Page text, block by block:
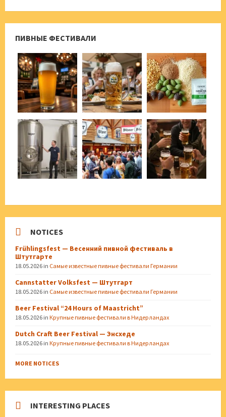
ПИВНЫЕ ФЕСТИВАЛИ
NOTICES
Frühlingsfest — Весенний пивной фестиваль в
Штутгарте
18.05.2026 in Самые известные пивные фестивали Германии
Cannstatter Volksfest — Штутгарт
18.05.2026 in Самые известные пивные фестивали Германии
Beer Festival “24 Hours of Maastricht”
18.05.2026 in Крупные пивные фестивали в Нидерландах
Dutch Craft Beer Festival — Энсхеде
18.05.2026 in Крупные пивные фестивали в Нидерландах
MORE NOTICES
INTERESTING PLACES